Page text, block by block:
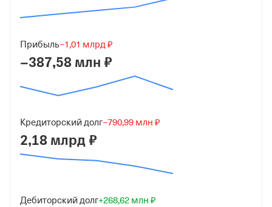
Юридический адрес
ИНН
1043244003582
от 1 апреля 2004
КПП
Прибыль−1,01 млрд ₽
−387,58 млн ₽
Кредиторский долг−790,99 млн ₽
2,18 млрд ₽
Дебиторский долг+268,62 млн ₽